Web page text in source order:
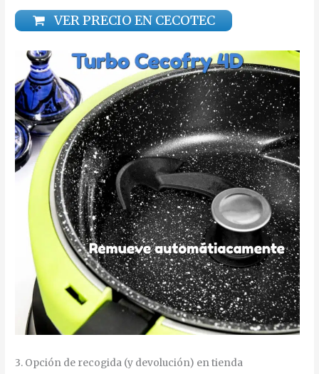
VER PRECIO EN CECOTEC
3. Opción de recogida (y devolución) en tienda